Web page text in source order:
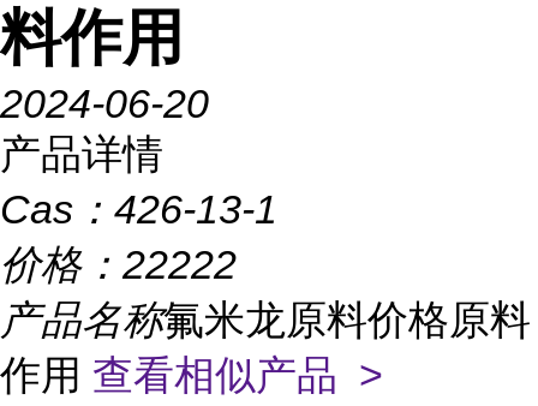
料作用
2024-06-20
产品详情
Cas： 426-13-1
价格： 22222
产品名称氟米龙原料价格原料
作用 查看相似产品 >